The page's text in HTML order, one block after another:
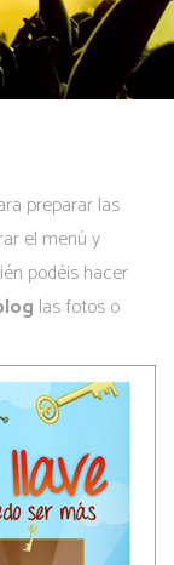
preparar las
el menú y
podéis hacer
las fotos o